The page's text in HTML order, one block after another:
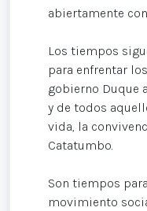
abiertamente
Los tiempos
para enfrentar
gobierno Duque
y de todos
vida, la
Catatumbo.
Son tiempos
movimiento